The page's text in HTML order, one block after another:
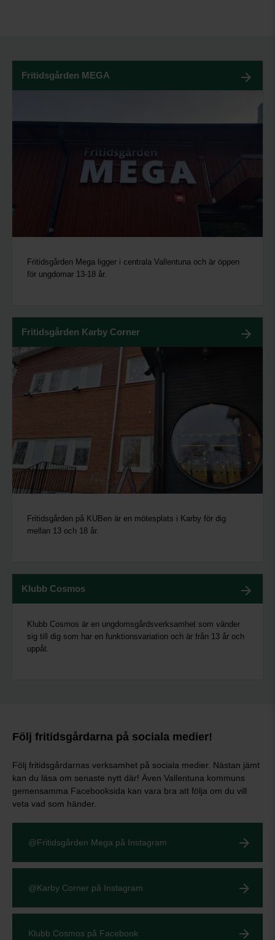
Fritidsgården MEGA
Fritidsgården Mega ligger i centrala Vallentuna och är öppen
för ungdomar 13-18 år.
Fritidsgården Karby Corner
Fritidsgården på KUBen är en mötesplats i Karby för dig
mellan 13 och 18 år.
Klubb Cosmos
Klubb Cosmos är en ungdomsgårdsverksamhet som vänder
sig till dig som har en funktionsvariation och är från 13 år och
uppåt.
Följ fritidsgårdarna på sociala medier!
Följ fritidsgårdarnas verksamhet på sociala medier. Nästan jämt
kan du läsa om senaste nytt där! Även Vallentuna kommuns
gemensamma Facebooksida kan vara bra att följa om du vill
veta vad som händer.
@Fritidsgården Mega på Instagram
@Karby Corner på Instagram
Klubb Cosmos på Facebook